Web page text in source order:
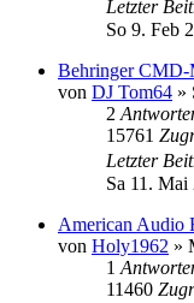
Letzter
So 9. Feb
Behringer
von DJ Tom64 »
2
15761
Letzter
Sa 11.
American Audio
von Holy1962 »
1
11460